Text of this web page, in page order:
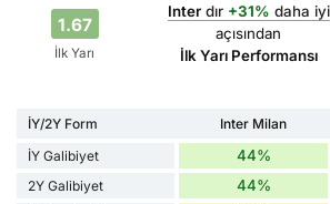
1.67
İlk Yarı
Interdır +31% daha iyi
açısından
İlk Yarı Performansı
İY/2Y Form Inter Milan
İY Galibiyet
44%
2Y Galibiyet 44%